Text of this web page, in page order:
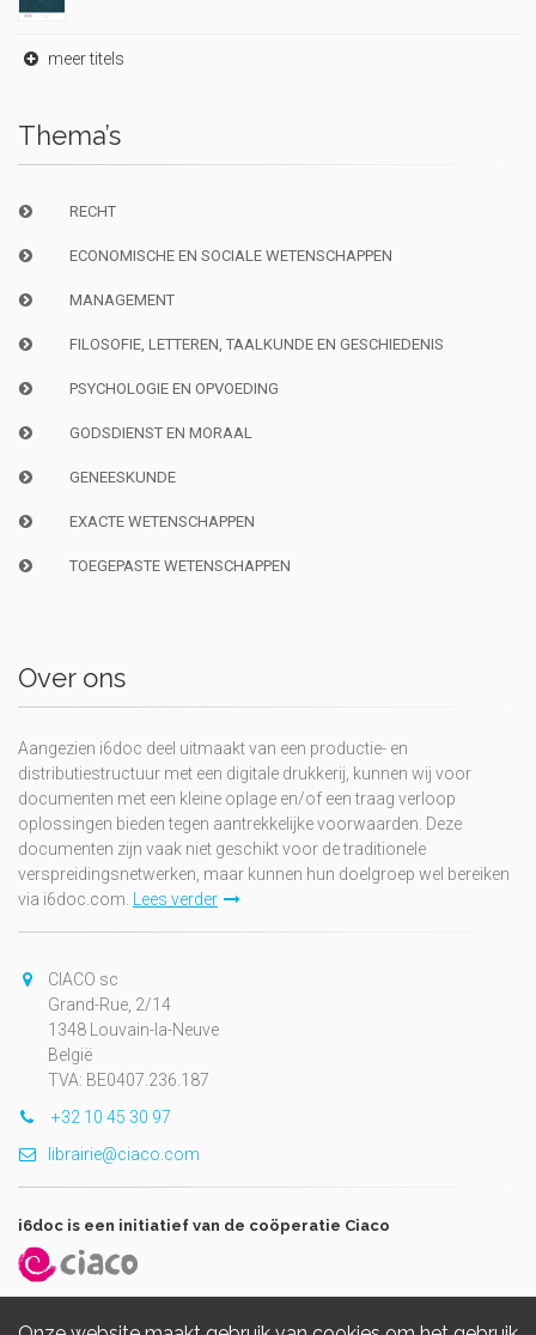
meer titels
Thema’s
RECHT
ECONOMISCHE EN SOCIALE WETENSCHAPPEN
MANAGEMENT
FILOSOFIE, LETTEREN, TAALKUNDE EN GESCHIEDENIS
PSYCHOLOGIE EN OPVOEDING
GODSDIENST EN MORAAL
GENEESKUNDE
EXACTE WETENSCHAPPEN
TOEGEPASTE WETENSCHAPPEN
Over ons
Aangezien i6doc deel uitmaakt van een productie- en
distributiestructuur met een digitale drukkerij, kunnen wij voor
documenten met een kleine oplage en/of een traag verloop
oplossingen bieden tegen aantrekkelijke voorwaarden. Deze
documenten zijn vaak niet geschikt voor de traditionele
verspreidingsnetwerken, maar kunnen hun doelgroep wel bereiken
via i6doc.com. Lees verder
CIACO sc
Grand-Rue, 2/14
1348 Louvain-la-Neuve
België
TVA: BE0407.236.187
+32 10 45 30 97
librairie@ciaco.com
i6doc is een initiatief van de coöperatie Ciaco